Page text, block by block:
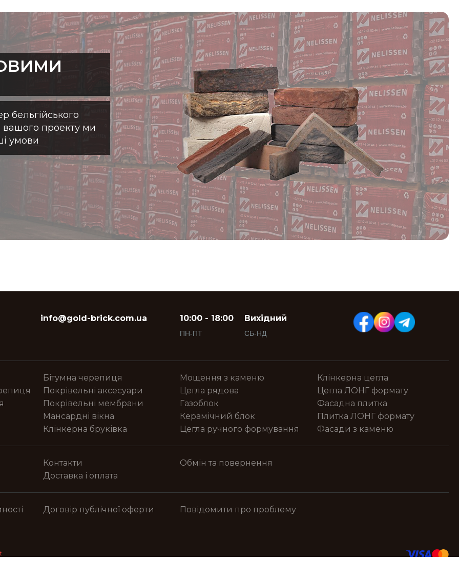
бельгійського
вашого проекту ми
умови
info@gold-brick.com.ua 10:00 - 18:00
ПН-ПТ
Вихідний
СБ-НД
Бітумна черепиця
Покрівельні аксесуари
Покрівельні мембрани
Мансардні вікна
Клінкерна бруківка
Мощення з каменю
Цегла рядова
Газоблок
Керамічний блок
Цегла ручного формування
Клінкерна цегла
Цегла ЛОНГ формату
Фасадна плитка
Плитка ЛОНГ формату
Фасади з каменю
Контакти
Доставка і оплата
Обмін та повернення
Договір публічної оферти Повідомити про проблему